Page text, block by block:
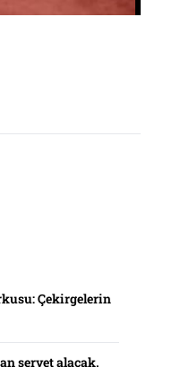
Çekirgelerin
servet alacak.